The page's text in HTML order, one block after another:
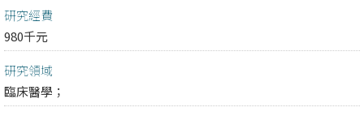
研究經費
980千元
研究領域
臨床醫學；